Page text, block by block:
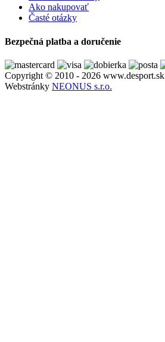
Ako nakupovať
Časté otázky
Bezpečná platba a doručenie
Copyright © 2010 - 2026 www.desport.sk
Webstránky NEONUS s.r.o.